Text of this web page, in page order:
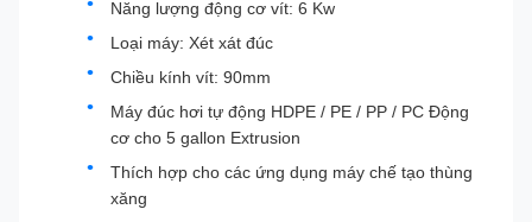
Năng lượng động cơ vít: 6 Kw
Loại máy: Xét xát đúc
Chiều kính vít: 90mm
Máy đúc hơi tự động HDPE / PE / PP / PC Động
cơ cho 5 gallon Extrusion
Thích hợp cho các ứng dụng máy chế tạo thùng
xăng